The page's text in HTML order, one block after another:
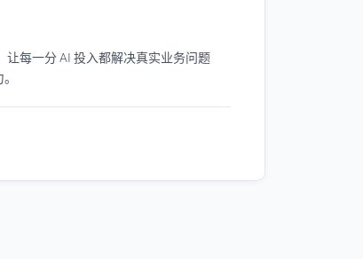
每一分 AI 投入都解决真实业务问题